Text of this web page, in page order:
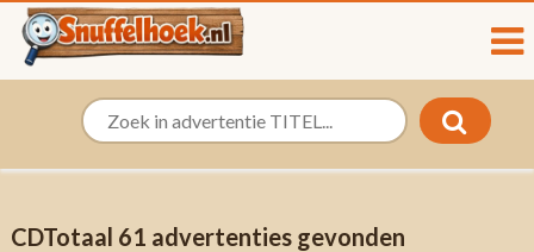
CDTotaal 61 advertenties gevonden